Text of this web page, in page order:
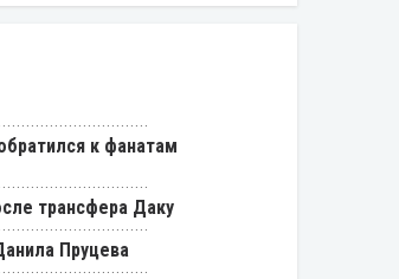
к фанатам
трансфера Даку
Пруцева